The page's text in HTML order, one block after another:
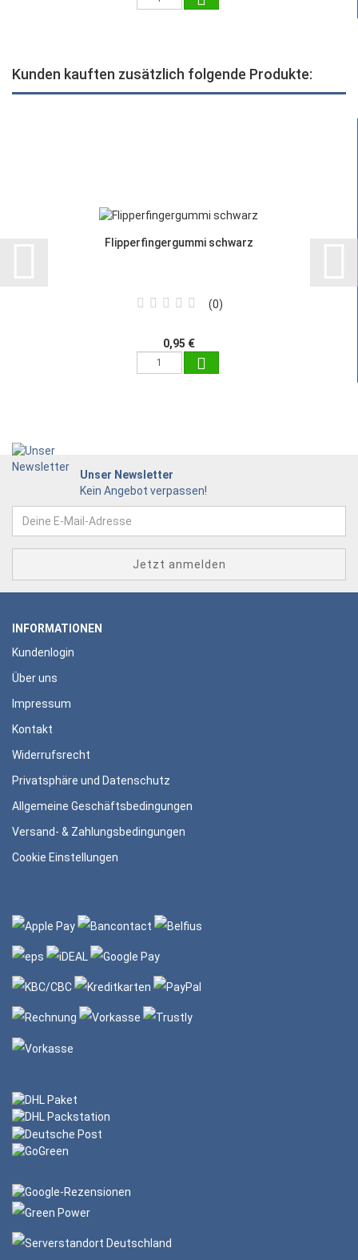
Kunden kauften zusätzlich folgende Produkte:
Flipperfingergummi schwarz
0
0,95 €
Unser Newsletter
Kein Angebot verpassen!
INFORMATIONEN
Kundenlogin
Über uns
Impressum
Kontakt
Widerrufsrecht
Privatsphäre und Datenschutz
Allgemeine Geschäftsbedingungen
Versand- & Zahlungsbedingungen
Cookie Einstellungen